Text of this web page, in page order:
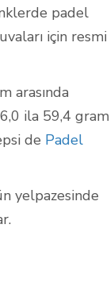
padel
için resmi
arasında
ila 59,4 gram
de Padel
yelpazesinde